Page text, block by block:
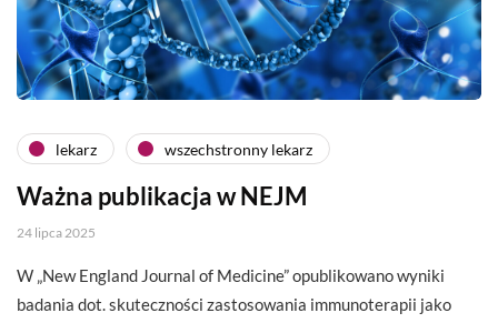
lekarz wszechstronny lekarz
Ważna publikacja w NEJM
24 lipca 2025
W „New England Journal of Medicine” opublikowano wyniki
badania dot. skuteczności zastosowania immunoterapii jako